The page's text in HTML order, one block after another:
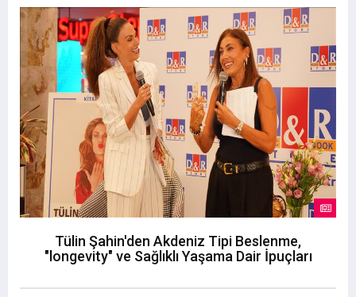
Tülin Şahin'den Akdeniz Tipi Beslenme,
"longevity" ve Sağlıklı Yaşama Dair İpuçları